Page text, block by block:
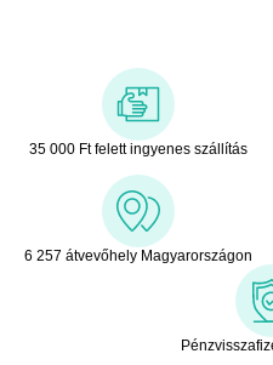
35 000 Ft felett ingyenes szállítás
6 257 átvevőhely Magyarországon